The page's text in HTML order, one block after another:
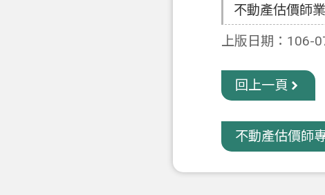
不動產估價師
上版日期：106-
回上一頁
不動產估價師